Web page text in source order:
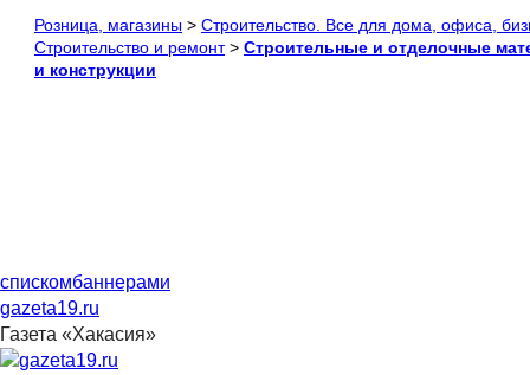
Розница, магазины > Строительство. Все для дома, офиса,
Строительство и ремонт> Строительные и отделочные
и конструкции
спискомбаннерами
gazeta19.ru
Газета «Хакасия»